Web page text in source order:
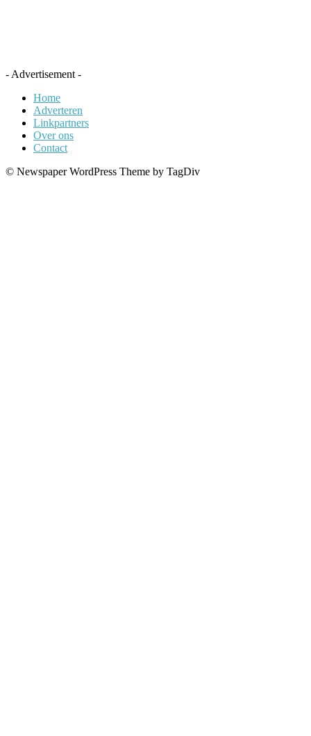
- Advertisement -
Home
Adverteren
Linkpartners
Over ons
Contact
© Newspaper WordPress Theme by TagDiv